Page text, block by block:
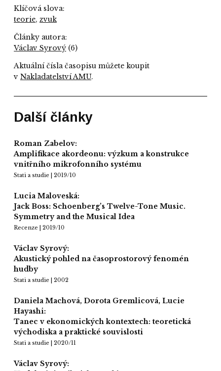
Klíčová slova:
teorie, zvuk
Články autora:
Václav Syrový (6)
Aktuální čísla časopisu můžete koupit
v Nakladatelství AMU.
Další články
Roman Zabelov:
Amplifikace akordeonu: výzkum a konstrukce
vnitřního mikrofonního systému
Stati a studie | 2019/10
Lucia Maloveská:
Jack Boss: Schoenberg’s Twelve-Tone Music.
Symmetry and the Musical Idea
Recenze | 2019/10
Václav Syrový:
Akustický pohled na časoprostorový fenomén
hudby
Stati a studie | 2002
Daniela Machová, Dorota Gremlicová, Lucie
Hayashi:
Tanec v ekonomických kontextech: teoretická
východiska a praktické souvislosti
Stati a studie | 2020/11
Václav Syrový: